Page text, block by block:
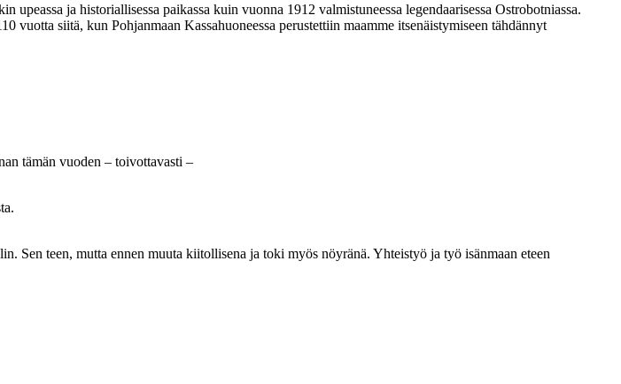
ja historiallisessa paikassa kuin vuonna 1912 valmistuneessa legendaarisessa Ostrobotniassa.
siitä, kun Pohjanmaan Kassahuoneessa perustettiin maamme itsenäistymiseen tähdännyt
tämän vuoden – toivottavasti –
Sen teen, mutta ennen muuta kiitollisena ja toki myös nöyränä. Yhteistyö ja työ isänmaan eteen